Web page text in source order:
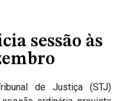
sessão às
de Justiça (STJ)